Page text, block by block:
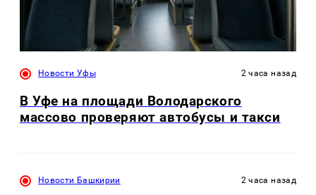
Новости Уфы 2 часа назад
В Уфе на площади Володарского
массово проверяют автобусы и такси
Новости Башкирии 2 часа назад